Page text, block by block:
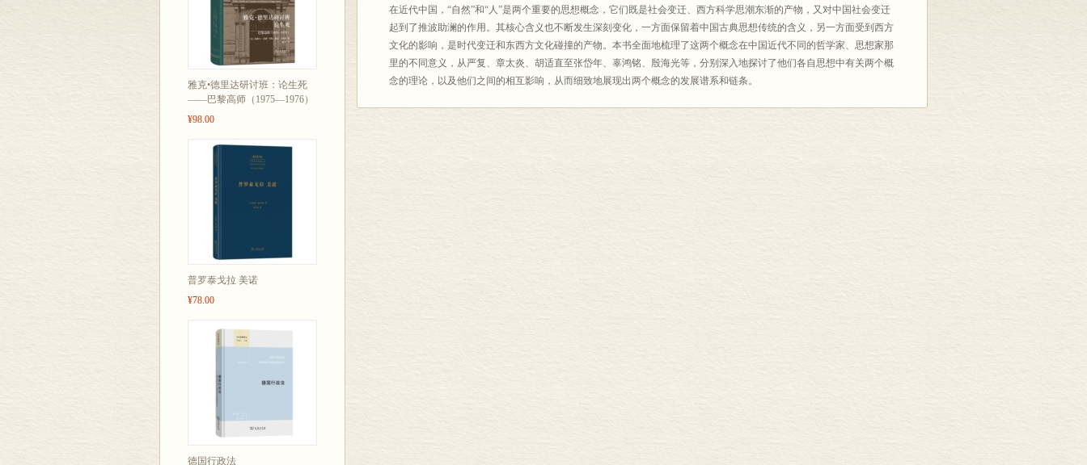
雅克•德里达研讨班：论生死
——巴黎高师（1975—1976）
¥98.00
普罗泰戈拉 美诺
¥78.00
德国行政法
在近代中国，“自然”和“人”是两个重要的思想概念，它们既是社会变迁、西方科学思潮东渐的产物，又对中国社会变迁
起到了推波助澜的作用。其核心含义也不断发生深刻变化，一方面保留着中国古典思想传统的含义，另一方面受到西方
文化的影响，是时代变迁和东西方文化碰撞的产物。本书全面地梳理了这两个概念在中国近代不同的哲学家、思想家那
里的不同意义，从严复、章太炎、胡适直至张岱年、辜鸿铭、殷海光等，分别深入地探讨了他们各自思想中有关两个概
念的理论，以及他们之间的相互影响，从而细致地展现出两个概念的发展谱系和链条。